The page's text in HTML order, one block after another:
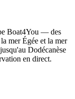
Boat4You — des
mer Égée et la mer
Dodécanèse
en direct.